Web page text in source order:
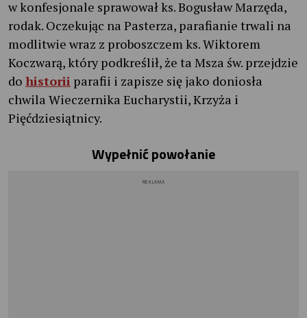
w konfesjonale sprawował ks. Bogusław Marzęda,
rodak. Oczekując na Pasterza, parafianie trwali na
modlitwie wraz z proboszczem ks. Wiktorem
Koczwarą, który podkreślił, że ta Msza św. przejdzie
do historii parafii i zapisze się jako doniosła
chwila Wieczernika Eucharystii, Krzyża i
Pięćdziesiątnicy.
Wypełnić powołanie
REKLAMA